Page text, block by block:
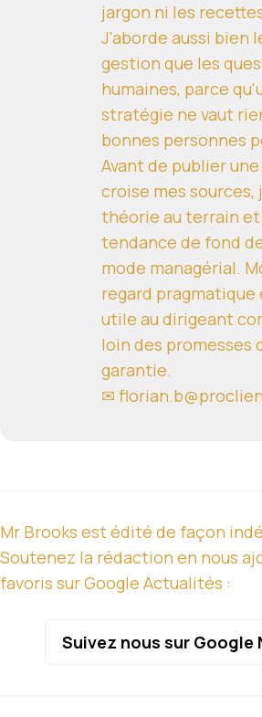
jargon ni les
J'aborde aussi bien
gestion que les
humaines, parce
stratégie ne vaut
bonnes personnes
Avant de publier
croise mes
théorie au terrain
tendance de fond
mode managérial.
regard pragmatique
utile au dirigeant
loin des promesses
garantie.
✉
Mr Brooks est édité de façon
Soutenez la rédaction en nous
favoris sur Google Actualités :
Suivez nous sur Google